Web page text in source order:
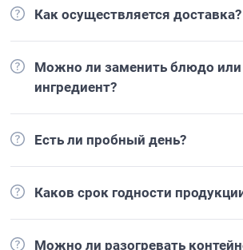
Как осуществляется доставка?
Можно ли заменить блюдо или
ингредиент?
Есть ли пробный день?
Каков срок годности
Можно ли разогревать